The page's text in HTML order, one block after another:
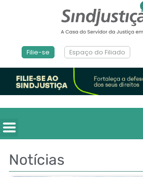
Filie-se Espaço do Filiado
Notícias